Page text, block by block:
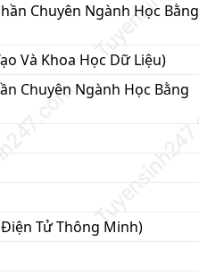
Chuyên Ngành Học Bằng
Và Khoa Học Dữ Liệu)
Chuyên Ngành Học Bằng
Tử Thông Minh)